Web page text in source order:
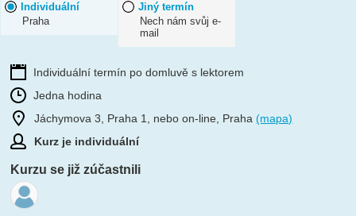
Individuální
Praha
Jiný termín
Nech nám svůj e-
mail
Individuální termín po domluvě s lektorem
Jedna hodina
Jáchymova 3, Praha 1, nebo on-line, Praha(mapa)
Kurz je individuální
Kurzu se již zúčastnili